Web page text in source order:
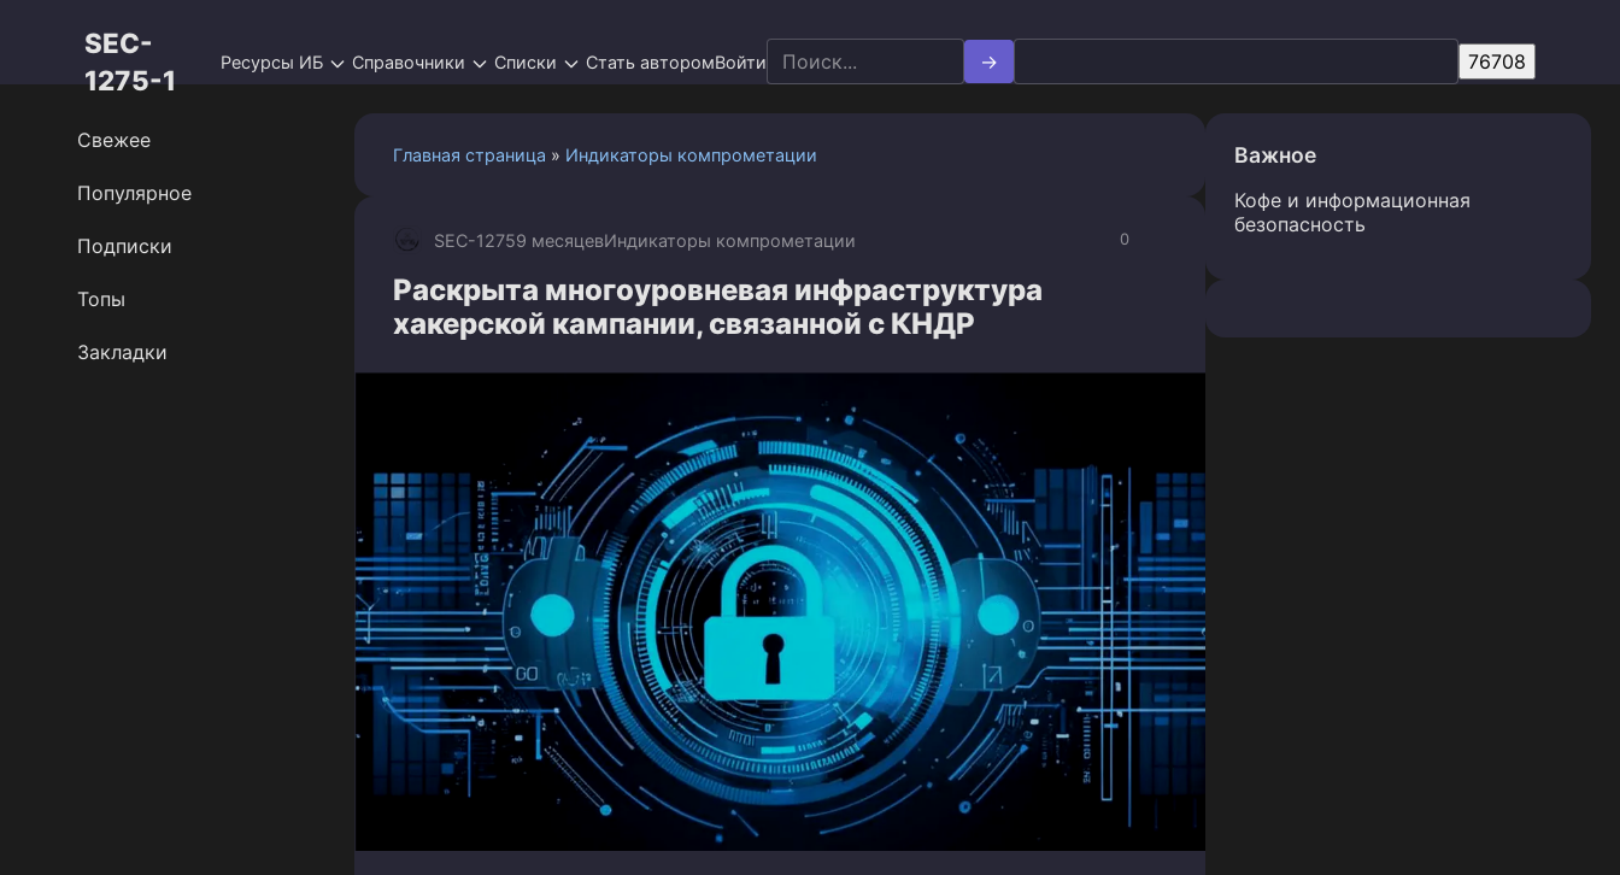
SEC-
1275-1
Ресурсы ИБ Справочники Списки Стать авторомВойти Search
for:
Главная страница » Индикаторы компрометации
0
SEC-12759 месяцевИндикаторы компрометации
Раскрыта многоуровневая инфраструктура
хакерской кампании, связанной с КНДР
Свежее
Популярное
Подписки
Топы
Закладки
Важное
Кофе и информационная
безопасность